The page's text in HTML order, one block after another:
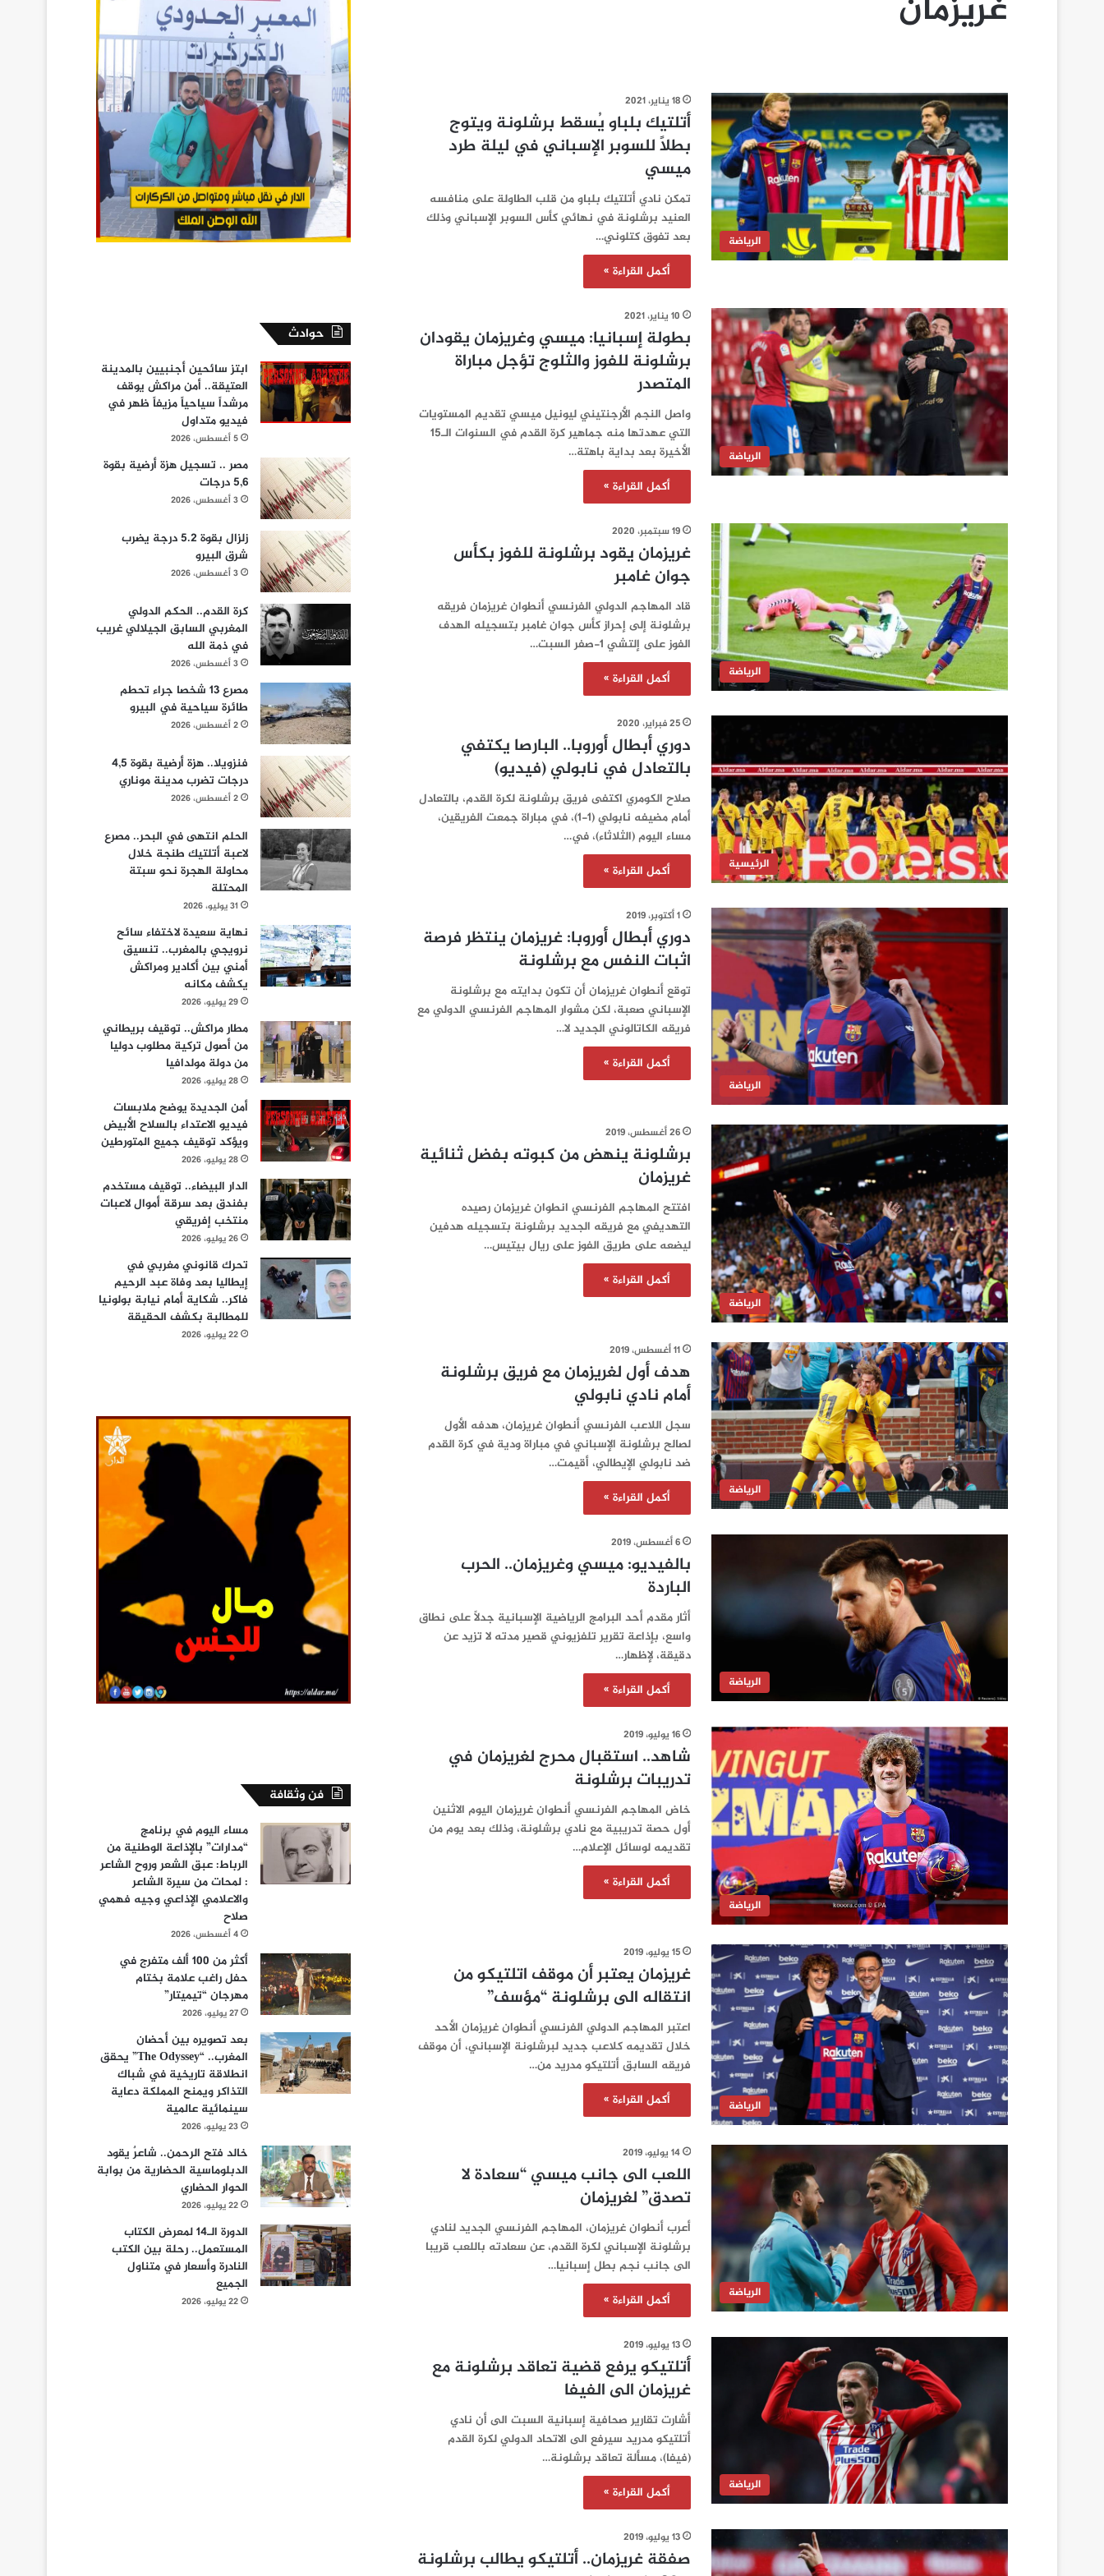
غريزمان
الرياضة
18 يناير، 2021
أتلتيك بلباو يُسقط برشلونة ويتوج
بطلاً للسوبر الإسباني في ليلة طرد
ميسي
تمكن نادي أتلتيك بلباو من قلب الطاولة على منافسه
العنيد برشلونة في نهائي كأس السوبر الإسباني وذلك
بعد تفوق كتلوني…
أكمل القراءة »
الرياضة
10 يناير، 2021
بطولة إسبانيا: ميسي وغريزمان يقودان
برشلونة للفوز والثلوج تؤجل مباراة
المتصدر
واصل النجم الأرجنتيني ليونيل ميسي تقديم المستويات
التي عهدتها منه جماهير كرة القدم في السنوات الـ15
الأخيرة بعد بداية باهتة…
أكمل القراءة »
الرياضة
19 سبتمبر، 2020
غريزمان يقود برشلونة للفوز بكأس
جوان غامبر
قاد المهاجم الدولي الفرنسي أنطوان غريزمان فريقه
برشلونة إلى إحراز كأس جوان غامبر بتسجيله الهدف
الفوز على إلتشي 1-صفر السبت…
أكمل القراءة »
الرئيسية
25 فبراير، 2020
دوري أبطال أوروبا.. البارصا يكتفي
بالتعادل في نابولي (فيديو)
صلاح الكومري اكتفى فريق برشلونة لكرة القدم، بالتعادل
أمام مضيفه نابولي (1-1)، في مباراة جمعت الفريقين،
مساء اليوم (الثلاثاء)، في…
أكمل القراءة »
الرياضة
1 أكتوبر، 2019
دوري أبطال أوروبا: غريزمان ينتظر فرصة
اثبات النفس مع برشلونة
توقع أنطوان غريزمان أن تكون بدايته مع برشلونة
الإسباني صعبة، لكن مشوار المهاجم الفرنسي الدولي مع
فريقه الكاتالوني الجديد لا…
أكمل القراءة »
الرياضة
26 أغسطس، 2019
برشلونة ينهض من كبوته بفضل ثنائية
غريزمان
افتتح المهاجم الفرنسي انطوان غريزمان رصيده
التهديفي مع فريقه الجديد برشلونة بتسجيله هدفين
ليضعه على طريق الفوز على ريال بيتيس…
أكمل القراءة »
الرياضة
11 أغسطس، 2019
هدف أول لغريزمان مع فريق برشلونة
أمام نادي نابولي
سجل اللاعب الفرنسي أنطوان غريزمان، هدفه الأول
لصالح برشلونة الإسباني في مباراة ودية في كرة القدم
ضد نابولي الإيطالي، أقيمت…
أكمل القراءة »
الرياضة
6 أغسطس، 2019
بالفيديو: ميسي وغريزمان.. الحرب
الباردة
أثار مقدم أحد البرامج الرياضية الإسبانية جدلاً على نطاق
واسع، بإذاعة تقرير تلفزيوني قصير مدته لا تزيد عن
دقيقة، لإظهار…
أكمل القراءة »
الرياضة
16 يوليو، 2019
شاهد.. استقبال محرج لغريزمان في
تدريبات برشلونة
خاض المهاجم الفرنسي أنطوان غريزمان اليوم الاثنين
أول حصة تدريبية مع نادي برشلونة، وذلك بعد يوم من
تقديمه لوسائل الإعلام…
أكمل القراءة »
الرياضة
15 يوليو، 2019
غريزمان يعتبر أن موقف اتلتيكو من
انتقاله الى برشلونة “مؤسف”
اعتبر المهاجم الدولي الفرنسي أنطوان غريزمان الأحد
خلال تقديمه كلاعب جديد لبرشلونة الإسباني، أن موقف
فريقه السابق أتلتيكو مدريد من…
أكمل القراءة »
الرياضة
14 يوليو، 2019
اللعب الى جانب ميسي “سعادة لا
تصدق” لغريزمان
أعرب أنطوان غريزمان، المهاجم الفرنسي الجديد لنادي
برشلونة الإسباني لكرة القدم، عن سعادته باللعب قريبا
الى جانب نجم بطل إسبانيا…
أكمل القراءة »
الرياضة
13 يوليو، 2019
أتلتيكو يرفع قضية تعاقد برشلونة مع
غريزمان الى الفيفا
أشارت تقارير صحافية إسبانية السبت الى أن نادي
أتلتيكو مدريد سيرفع الى الاتحاد الدولي لكرة القدم
(فيفا)، مسألة تعاقد برشلونة…
أكمل القراءة »
13 يوليو، 2019
صفقة غريزمان.. أتلتيكو يطالب برشلونة
حوادث
ابتز سائحين أجنبيين بالمدينة
العتيقة.. أمن مراكش يوقف
مرشداً سياحياً مزيفاً ظهر في
فيديو متداول
5 أغسطس، 2026
مصر .. تسجيل هزة أرضية بقوة
5,6 درجات
3 أغسطس، 2026
زلزال بقوة 5.2 درجة يضرب
شرق البيرو
3 أغسطس، 2026
كرة القدم.. الحكم الدولي
المغربي السابق الجيلالي غريب
في ذمة الله
3 أغسطس، 2026
مصرع 13 شخصا جراء تحطم
طائرة سياحية في البيرو
2 أغسطس، 2026
فنزويلا.. هزة أرضية بقوة 4,5
درجات تضرب مدينة موناري
2 أغسطس، 2026
الحلم انتهى في البحر.. مصرع
لاعبة أتلتيك طنجة خلال
محاولة الهجرة نحو سبتة
المحتلة
31 يوليو، 2026
نهاية سعيدة لاختفاء سائح
نرويجي بالمغرب.. تنسيق
أمني بين أكادير ومراكش
يكشف مكانه
29 يوليو، 2026
مطار مراكش.. توقيف بريطاني
من أصول تركية مطلوب دوليا
من دولة مولدافيا
28 يوليو، 2026
أمن الجديدة يوضح ملابسات
فيديو الاعتداء بالسلاح الأبيض
ويؤكد توقيف جميع المتورطين
28 يوليو، 2026
الدار البيضاء.. توقيف مستخدم
بفندق بعد سرقة أموال لاعبات
منتخب إفريقي
26 يوليو، 2026
تحرك قانوني مغربي في
إيطاليا بعد وفاة عبد الرحيم
فاكر.. شكاية أمام نيابة بولونيا
للمطالبة بكشف الحقيقة
22 يوليو، 2026
فن وثقافة
مساء اليوم في برنامج
“مدارات” بالإذاعة الوطنية من
الرباط: عبق الشعر وروح الشاعر
: لمحات من سيرة الشاعر
والاعلامي الإذاعي وجيه فهمي
صلاح
4 أغسطس، 2026
أكثر من 100 ألف متفرج في
حفل راغب علامة بختام
مهرجان “تيميتار”
27 يوليو، 2026
بعد تصويره بين أحضان
المغرب.. “The Odyssey” يحقق
انطلاقة تاريخية في شباك
التذاكر ويمنح المملكة دعاية
سينمائية عالمية
23 يوليو، 2026
خالد فتح الرحمن.. شاعرٌ يقود
الدبلوماسية الحضارية من بوابة
الحوار الحضاري
22 يوليو، 2026
الدورة الـ14 لمعرض الكتاب
المستعمل.. رحلة بين الكتب
النادرة وأسعار في متناول
الجميع
22 يوليو، 2026